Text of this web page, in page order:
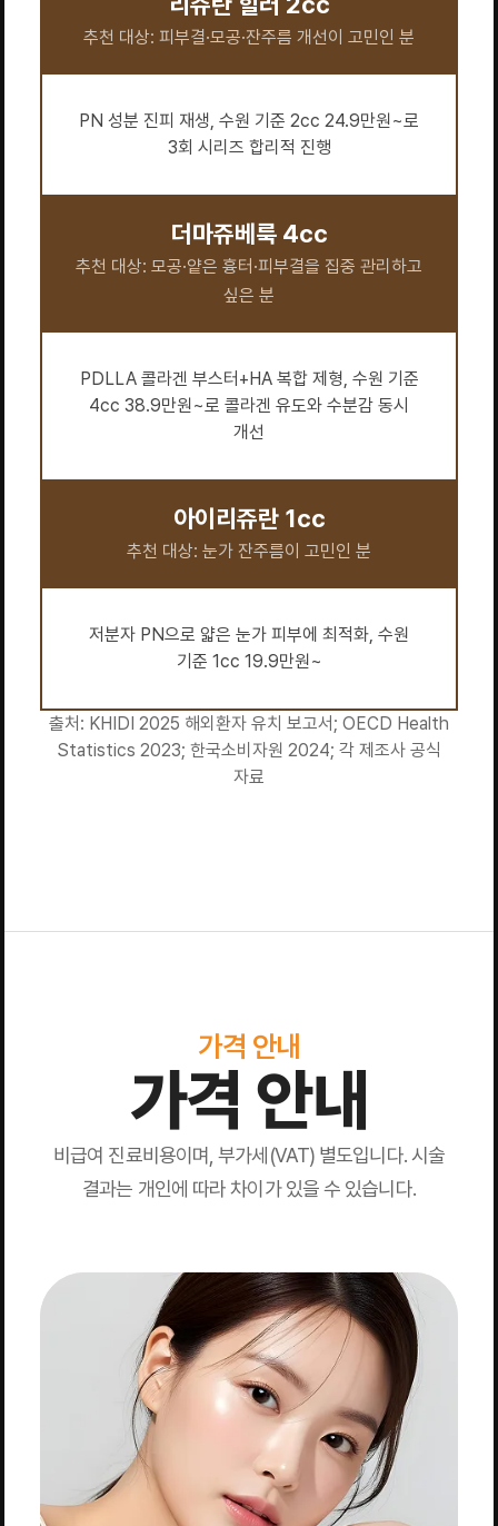
추천 대상: 피부결·모공·잔주름 개선이 고민인 분
PN 성분 진피 재생, 수원 기준 2cc 24.9만원~로
3회 시리즈 합리적 진행
더마쥬베룩 4cc
추천 대상: 모공·얕은 흉터·피부결을 집중 관리하고
싶은 분
PDLLA 콜라겐 부스터+HA 복합 제형, 수원 기준
4cc 38.9만원~로 콜라겐 유도와 수분감 동시
개선
아이리쥬란 1cc
추천 대상: 눈가 잔주름이 고민인 분
저분자 PN으로 얇은 눈가 피부에 최적화, 수원
기준 1cc 19.9만원~
출처: KHIDI 2025 해외환자 유치 보고서; OECD Health
Statistics 2023; 한국소비자원 2024; 각 제조사 공식
자료
가격 안내
가격 안내
비급여 진료비용이며, 부가세(VAT) 별도입니다. 시술
결과는 개인에 따라 차이가 있을 수 있습니다.